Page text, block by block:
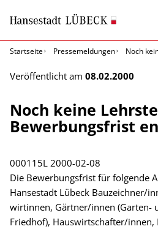
Startseite
Pressemeldungen Noch
Veröffentlicht am 08.02.2000
Noch keine
Bewerbungsfrist
000115L 2000-02-08
Die Bewerbungsfrist für folgende
Hansestadt Lübeck Bauzeichner/
wirtinnen, Gärtner/innen (Garten-
Friedhof), Hauswirtschafter/innen,